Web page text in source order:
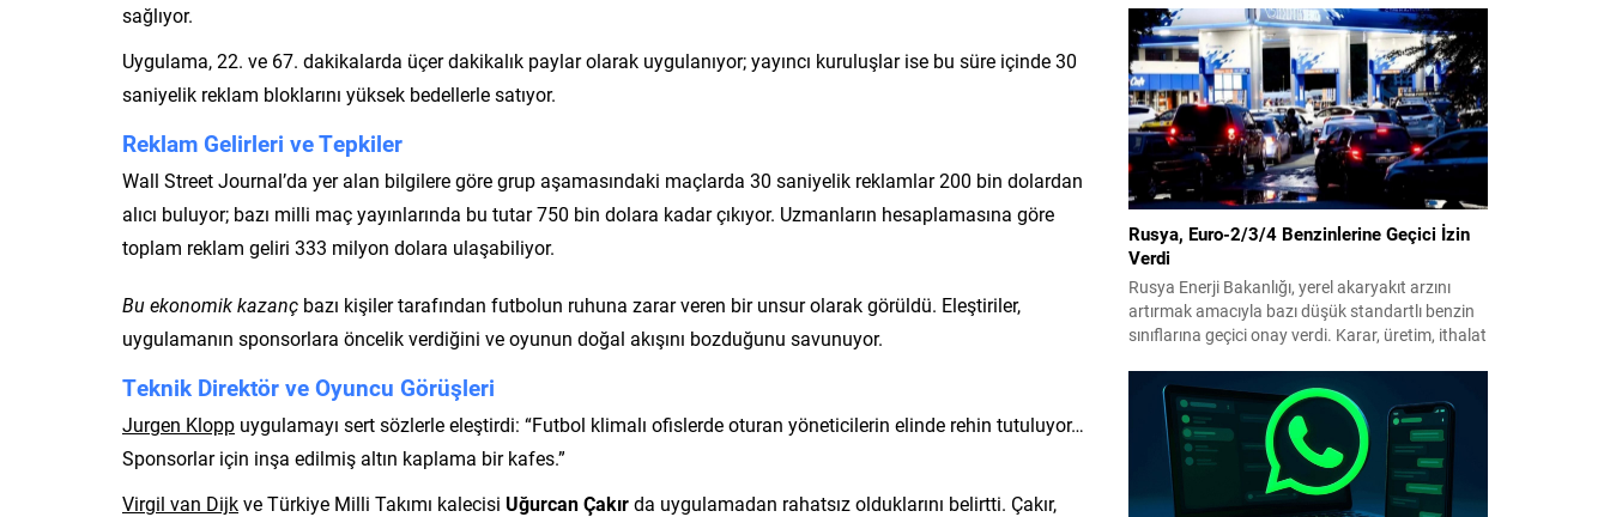
sağlıyor.
Uygulama, 22. ve 67. dakikalarda üçer dakikalık paylar olarak uygulanıyor; yayıncı kuruluşlar ise bu süre içinde 30
saniyelik reklam bloklarını yüksek bedellerle satıyor.
Reklam Gelirleri ve Tepkiler
Wall Street Journal’da yer alan bilgilere göre grup aşamasındaki maçlarda 30 saniyelik reklamlar 200 bin dolardan
alıcı buluyor; bazı milli maç yayınlarında bu tutar 750 bin dolara kadar çıkıyor. Uzmanların hesaplamasına göre
toplam reklam geliri 333 milyon dolara ulaşabiliyor.
Bu ekonomik kazanç bazı kişiler tarafından futbolun ruhuna zarar veren bir unsur olarak görüldü. Eleştiriler,
uygulamanın sponsorlara öncelik verdiğini ve oyunun doğal akışını bozduğunu savunuyor.
Teknik Direktör ve Oyuncu Görüşleri
Jurgen Klopp uygulamayı sert sözlerle eleştirdi: “Futbol klimalı ofislerde oturan yöneticilerin elinde rehin tutuluyor…
Sponsorlar için inşa edilmiş altın kaplama bir kafes.”
Virgil van Dijkve Türkiye Milli Takımı kalecisi Uğurcan Çakırda uygulamadan rahatsız olduklarını belirtti. Çakır,
komisyonda kabul edildi ve bir dizi düzenleme
benimsendi. Teklif kapsamında, vazife
malullerinden hayatını kaybedenlerin anne ve
babalarına bağlanacak aylık tutarının, net asgari
ücretin altında olmayacağı hükme bağlanıyor....
Rusya, Euro-2/3/4 Benzinlerine Geçici İzin
Verdi
Rusya Enerji Bakanlığı, yerel akaryakıt arzını
artırmak amacıyla bazı düşük standartlı benzin
sınıflarına geçici onay verdi. Karar, üretim, ithalat
Temmuz 2027’ye kadar kaldırıyor. Açıklamada
bu düzenlemenin kalıcı bir çevre politikası
değişikliği anlamına gelmediği vurgulanıyor;
kararın geçici olduğu ve uzun vadeli çevre
hedeflerinden sapma amaçlanmadığı...